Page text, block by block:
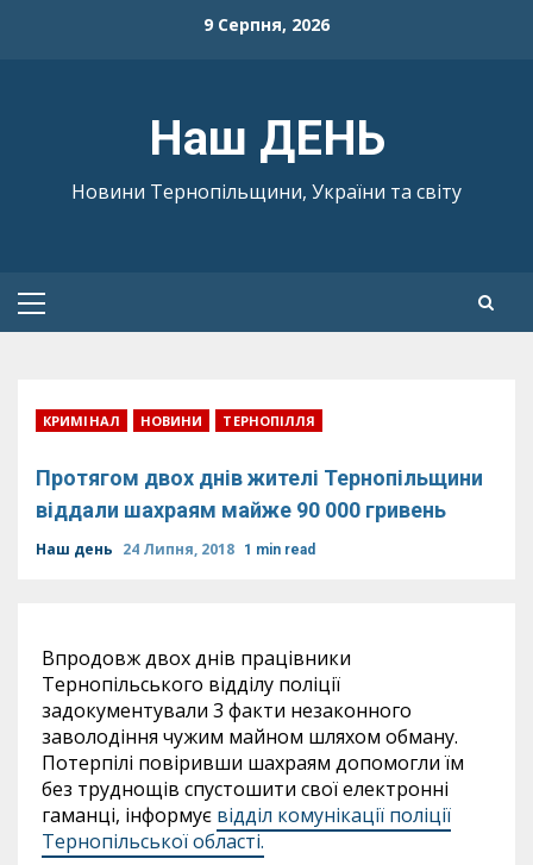
9 Серпня, 2026
Наш ДЕНЬ
Новини Тернопільщини, України та світу
Primary
КРИМІНАЛ НОВИНИ ТЕРНОПІЛЛЯ
Протягом двох днів жителі Тернопільщини
віддали шахраям майже 90 000 гривень
Наш день 24 Липня, 2018 1 min read
Впродовж двох днів працівники
Тернопільського відділу поліції
задокументували 3 факти незаконного
заволодіння чужим майном шляхом обману.
Потерпілі повіривши шахраям допомогли їм
без труднощів спустошити свої електронні
гаманці, інформує відділ комунікації поліції
Тернопільської області.